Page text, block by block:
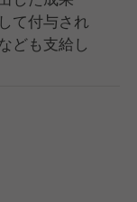
て付与され
ども支給し